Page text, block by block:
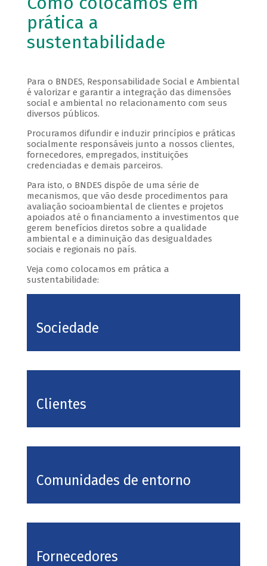
prática a
sustentabilidade
Para o BNDES, Responsabilidade Social e Ambiental
é valorizar e garantir a integração das dimensões
social e ambiental no relacionamento com seus
diversos públicos.
Procuramos difundir e induzir princípios e práticas
socialmente responsáveis junto a nossos clientes,
fornecedores, empregados, instituições
credenciadas e demais parceiros.
Para isto, o BNDES dispõe de uma série de
mecanismos, que vão desde procedimentos para
avaliação socioambiental de clientes e projetos
apoiados até o financiamento a investimentos que
gerem benefícios diretos sobre a qualidade
ambiental e a diminuição das desigualdades
sociais e regionais no país.
Veja como colocamos em prática a
sustentabilidade:
Sociedade
Clientes
Comunidades de entorno
Fornecedores